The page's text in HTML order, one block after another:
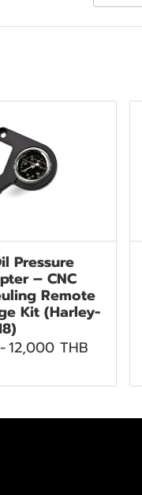
Pressure
– CNC
Remote
Kit (Harley-
-12,000 THB